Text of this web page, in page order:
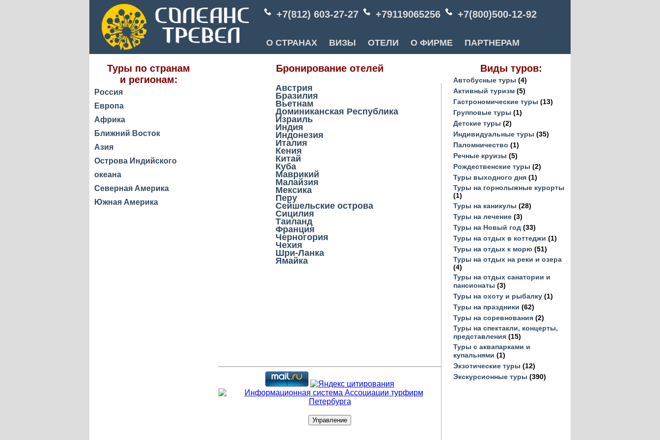
+7(812) 603-27-27 +79119065256 +7(800)500-12-92
О СТРАНАХ ВИЗЫ ОТЕЛИ О ФИРМЕ ПАРТНЕРАМ
Туры по странам
и регионам:
Россия
Европа
Африка
Ближний Восток
Азия
Острова Индийского
океана
Северная Америка
Южная Америка
Бронирование отелей
Австрия
Бразилия
Вьетнам
Доминиканская Республика
Израиль
Индия
Индонезия
Италия
Кения
Китай
Куба
Маврикий
Малайзия
Мексика
Перу
Сейшельские острова
Сицилия
Таиланд
Франция
Черногория
Чехия
Шри-Ланка
Ямайка
Виды туров:
Автобусные туры (4)
Активный туризм (5)
Гастрономические туры (13)
Групповые туры (1)
Детские туры (2)
Индивидуальные туры (35)
Паломничество (1)
Речные круизы (5)
Рождественские туры (2)
Туры выходного дня (1)
Туры на горнолыжные курорты
(1)
Туры на каникулы (28)
Туры на лечение (3)
Туры на Новый год (33)
Туры на отдых в коттеджи (1)
Туры на отдых к морю (51)
Туры на отдых на реки и озера
(4)
Туры на отдых санатории и
пансионаты (3)
Туры на охоту и рыбалку (1)
Туры на праздники (62)
Туры на соревнования (2)
Туры на спектакли, концерты,
представления (15)
Туры с аквапарками и
купальнями (1)
Экзотические туры (12)
Экскурсионные туры (390)